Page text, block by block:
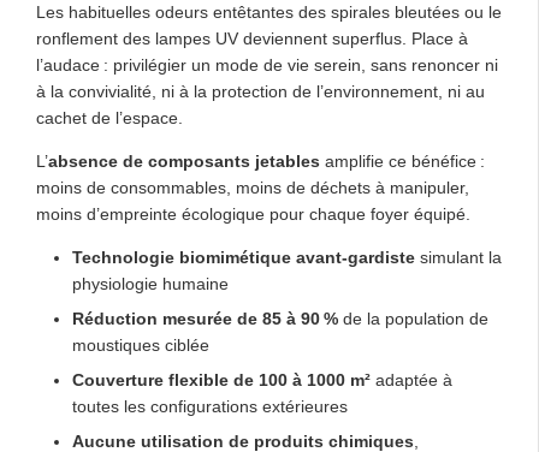
Les habituelles odeurs entêtantes des spirales bleutées ou le
ronflement des lampes UV deviennent superflus. Place à
l’audace : privilégier un mode de vie serein, sans renoncer ni
à la convivialité, ni à la protection de l’environnement, ni au
cachet de l’espace.
L’absence de composants jetables amplifie ce bénéfice :
moins de consommables, moins de déchets à manipuler,
moins d’empreinte écologique pour chaque foyer équipé.
Technologie biomimétique avant-gardiste simulant la
physiologie humaine
Réduction mesurée de 85 à 90 % de la population de
moustiques ciblée
Couverture flexible de 100 à 1000 m² adaptée à
toutes les configurations extérieures
Aucune utilisation de produits chimiques